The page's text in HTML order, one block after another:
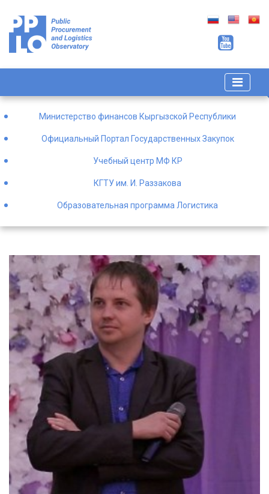
Министерство финансов Кыргызской Республики
Официальный Портал Государственных Закупок
Учебный центр МФ КР
КГТУ им. И. Раззакова
Образовательная программа Логистика